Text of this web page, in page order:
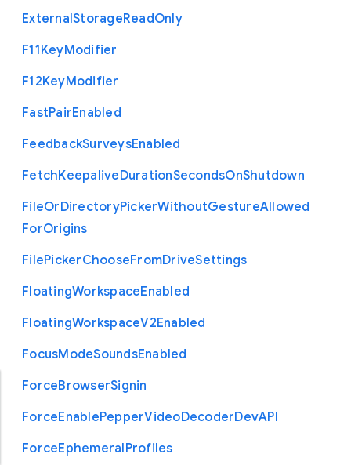
ExternalStorageReadOnly
F11KeyModifier
F12KeyModifier
FastPairEnabled
FeedbackSurveysEnabled
FetchKeepaliveDurationSecondsOnShutdown
FileOrDirectoryPickerWithoutGestureAllowed
ForOrigins
FilePickerChooseFromDriveSettings
FloatingWorkspaceEnabled
FloatingWorkspaceV2Enabled
FocusModeSoundsEnabled
ForceBrowserSignin
ForceEnablePepperVideoDecoderDevAPI
ForceEphemeralProfiles